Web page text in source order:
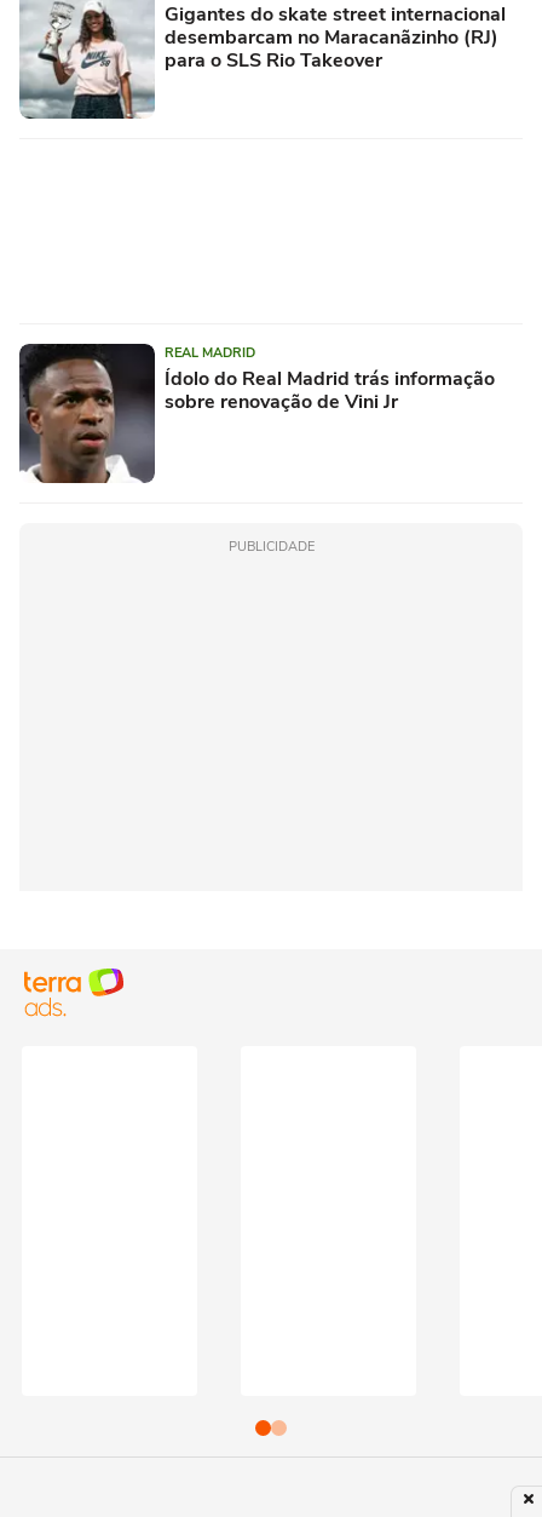
Gigantes do skate street internacional
desembarcam no Maracanãzinho (RJ)
para o SLS Rio Takeover
REAL MADRID
Ídolo do Real Madrid trás informação
sobre renovação de Vini Jr
PUBLICIDADE